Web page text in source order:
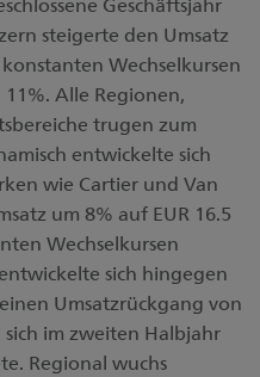
steigerte den Umsatz
Wechselkursen
Alle Regionen,
trugen zum
entwickelte sich
wie Cartier und Van
um 8% auf EUR 16.5
Wechselkursen
sich hingegen
Umsatzrückgang von
im zweiten Halbjahr
Regional wuchs